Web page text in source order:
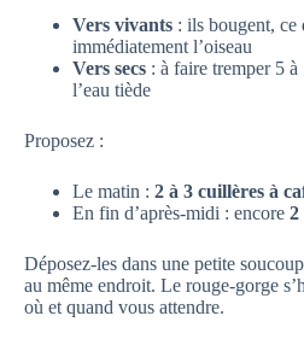
Vers vivants : ils bougent, ce
immédiatement l’oiseau
Vers secs : à faire tremper 5
l’eau tiède
Proposez :
Le matin : 2 à 3 cuillères à
En fin d’après-midi : encore 2
Déposez-les dans une petite
au même endroit. Le rouge-gorge
où et quand vous attendre.